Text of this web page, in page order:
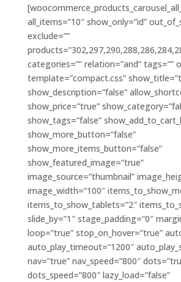
all_items=”10″ show_only=”id”
exclude=””
categories=”” relation=”and” tags=””
template=”compact.css”
show_description=”false”
show_price=”true”
show_tags=”false”
show_more_button=”false”
show_more_items_button=”false”
show_featured_image=”true”
image_source=”thumbnail”
image_width=”100″
items_to_show_tablets=”2″
slide_by=”1″ stage_padding=”0″
loop=”true” stop_on_hover=”true”
auto_play_timeout=”1200″
nav=”true” nav_speed=”800″
dots_speed=”800″ lazy_load=”false”